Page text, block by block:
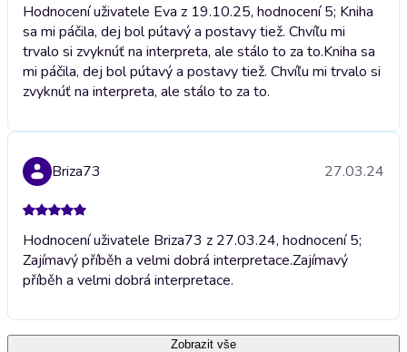
Hodnocení uživatele Eva z 19.10.25, hodnocení 5; Kniha
sa mi páčila, dej bol pútavý a postavy tiež. Chvíľu mi
trvalo si zvyknúť na interpreta, ale stálo to za to.Kniha sa
mi páčila, dej bol pútavý a postavy tiež. Chvíľu mi trvalo si
zvyknúť na interpreta, ale stálo to za to.
Briza73 27.03.24
Hodnocení uživatele Briza73 z 27.03.24, hodnocení 5;
Zajímavý příběh a velmi dobrá interpretace.Zajímavý
příběh a velmi dobrá interpretace.
Zobrazit vše